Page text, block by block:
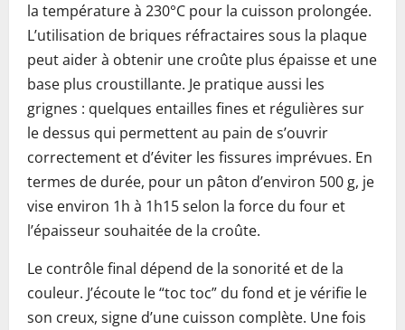
la température à 230°C pour la cuisson prolongée.
L’utilisation de briques réfractaires sous la plaque
peut aider à obtenir une croûte plus épaisse et une
base plus croustillante. Je pratique aussi les
grignes : quelques entailles fines et régulières sur
le dessus qui permettent au pain de s’ouvrir
correctement et d’éviter les fissures imprévues. En
termes de durée, pour un pâton d’environ 500 g, je
vise environ 1h à 1h15 selon la force du four et
l’épaisseur souhaitée de la croûte.
Le contrôle final dépend de la sonorité et de la
couleur. J’écoute le “toc toc” du fond et je vérifie le
son creux, signe d’une cuisson complète. Une fois